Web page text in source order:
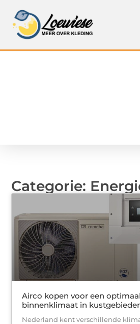
Categorie:
Airco kopen voor een optimaal
binnenklimaat in
Nederland kent verschillende